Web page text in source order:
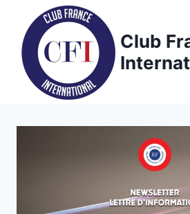
content
Club